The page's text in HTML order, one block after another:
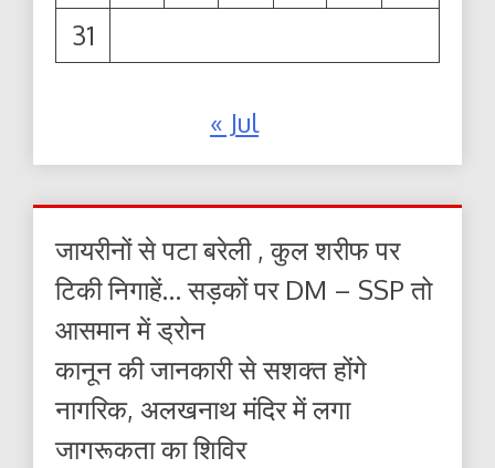
31
« Jul
जायरीनों से पटा बरेली , कुल शरीफ पर
टिकी निगाहें… सड़कों पर DM – SSP तो
आसमान में ड्रोन
कानून की जानकारी से सशक्त होंगे
नागरिक, अलखनाथ मंदिर में लगा
जागरूकता का शिविर